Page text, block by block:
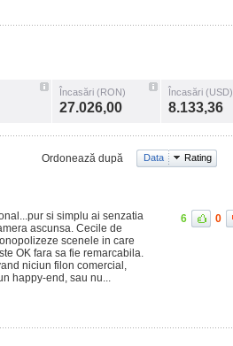
Încasări (RON)
27.026,00
Încasări (USD)
8.133,36
Ordonează după Data Rating
si simplu ai senzatia
ascunsa. Cecile de
scenele in care
OK fara sa fie remarcabila.
niciun filon comercial,
happy-end, sau nu...
6 0